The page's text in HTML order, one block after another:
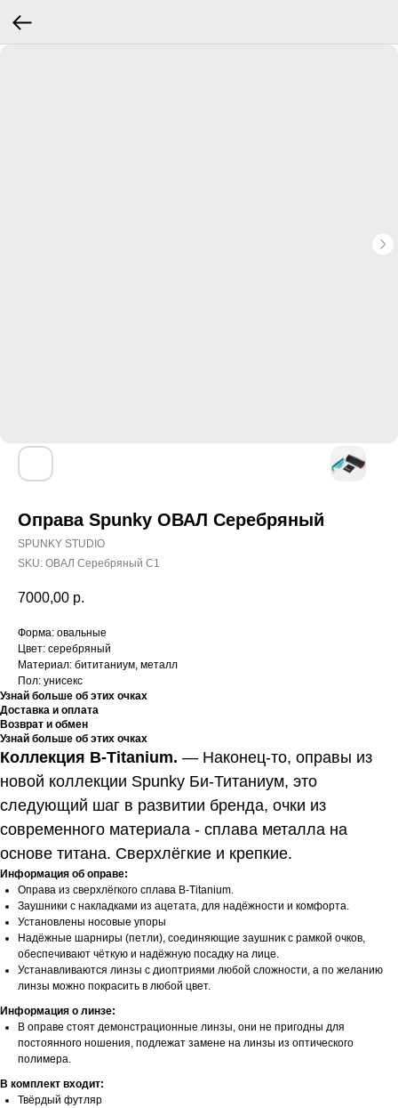
Оправа Spunky ОВАЛ Серебряный
SPUNKY STUDIO
SKU: ОВАЛ Серебряный C1
7000,00 р.
Форма: овальные
Цвет: серебряный
Материал: бититаниум, металл
Пол: унисекс
Узнай больше об этих очках
Доставка и оплата
Возврат и обмен
Узнай больше об этих очках
Коллекция B-Titanium. — Наконец-то, оправы из
новой коллекции Spunky Би-Титаниум, это
следующий шаг в развитии бренда, очки из
современного материала - сплава металла на
основе титана. Сверхлёгкие и крепкие.
Информация об оправе:
Оправа из сверхлёгкого сплава B-Titanium.
Заушники с накладками из ацетата, для надёжности и комфорта.
Установлены носовые упоры
Надёжные шарниры (петли), соединяющие заушник с рамкой очков,
обеспечивают чёткую и надёжную посадку на лице.
Устанавливаются линзы с диоптриями любой сложности, а по желанию
линзы можно покрасить в любой цвет.
Информация о линзе:
В оправе стоят демонстрационные линзы, они не пригодны для
постоянного ношения, подлежат замене на линзы из оптического
полимера.
В комплект входит:
Твёрдый футляр